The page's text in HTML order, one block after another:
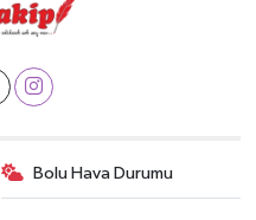
Bolu Hava Durumu